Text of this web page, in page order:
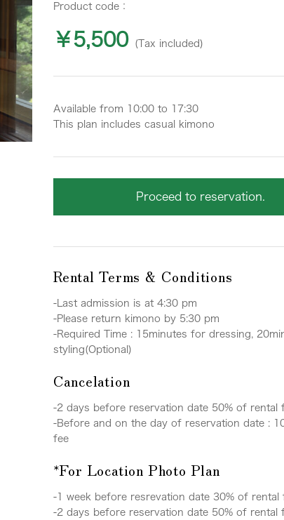
Product code：
￥5,500 (Tax included)
Available from 10:00 to 17:30
This plan includes casual kimono
Proceed to reservation.
Rental Terms & Conditions
-Last admission is at 4:30 pm
-Please return kimono by 5:30 pm
-Required Time : 15minutes for dressing,
styling(Optional)
Cancelation
-2 days before reservation date 50% of rental
-Before and on the day of reservation date :
fee
*For Location Photo Plan
-1 week before resrevation date 30% of rental
-2 days before reservation date 50% of rental